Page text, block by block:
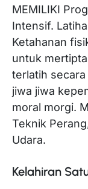
MEMILIKI
Intensif.
Ketahanan
untuk
terlatih
jiwa jiwa
moral morgi.
Teknik
Udara.
Kelahiran